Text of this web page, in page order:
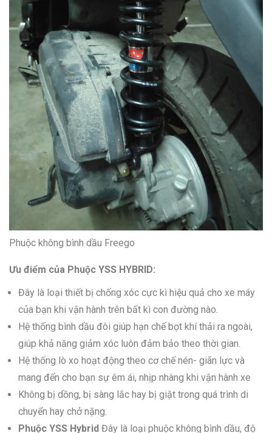
Phuộc không bình dầu Freego
Ưu điểm của Phuộc YSS HYBRID:
Đây là loại thiết bị chống xóc cực kì hiệu quả cho xe máy
của bạn khi vận hành trên bất kì con đường nào.
Hệ thống bình dầu đôi giúp hạn chế bọt khí thải ra ngoài,
giúp khả năng giảm xóc luôn đảm bảo theo thời gian.
Hệ thống lò xo hoạt động theo cơ chế nén- giãn lực và
mang đến cho bạn sự êm ái, nhịp nhàng khi vận hành xe
Không bị dồng, bị sàng lắc hay bị giật trong quá trình di
chuyển hay chở nặng.
Phuộc YSS Hybrid Đây là loại phuộc không bình dầu, độ